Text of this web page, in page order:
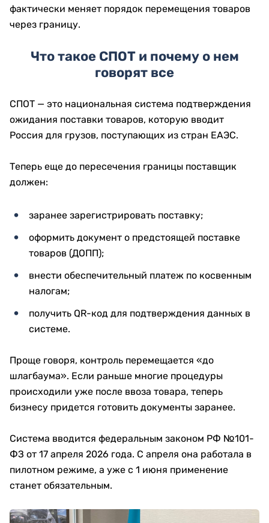
фактически меняет порядок перемещения товаров
через границу.
Что такое СПОТ и почему о нем
говорят все
СПОТ — это национальная система подтверждения
ожидания поставки товаров, которую вводит
Россия для грузов, поступающих из стран ЕАЭС.
Теперь еще до пересечения границы поставщик
должен:
заранее зарегистрировать поставку;
оформить документ о предстоящей поставке
товаров (ДОПП);
внести обеспечительный платеж по косвенным
налогам;
получить QR-код для подтверждения данных в
системе.
Проще говоря, контроль перемещается «до
шлагбаума». Если раньше многие процедуры
происходили уже после ввоза товара, теперь
бизнесу придется готовить документы заранее.
Система вводится федеральным законом РФ №101-
ФЗ от 17 апреля 2026 года. С апреля она работала в
пилотном режиме, а уже с 1 июня применение
станет обязательным.